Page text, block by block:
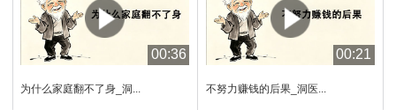
00:36
为什么家庭翻不了身_洞...
00:21
不努力赚钱的后果_洞医...